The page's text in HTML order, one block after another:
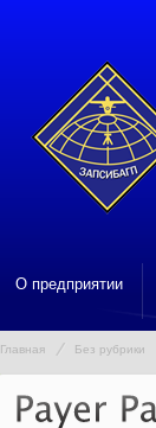
О предприятии
Главная Без рубрики